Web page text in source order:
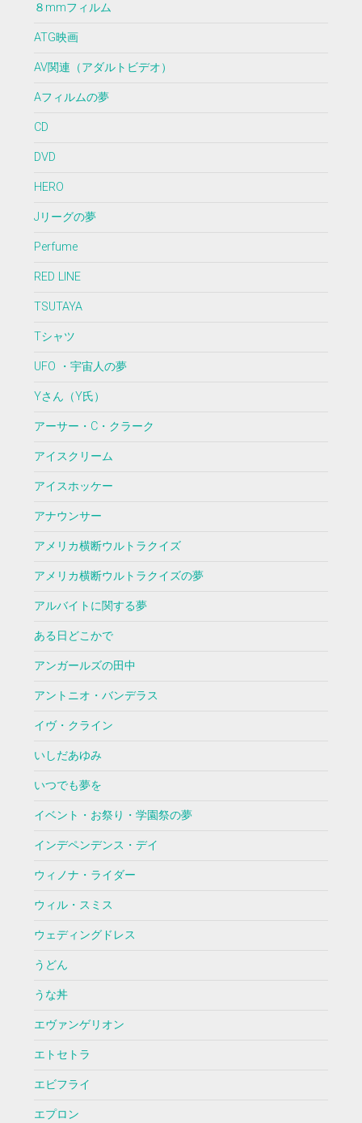
８mmフィルム
ATG映画
AV関連（アダルトビデオ）
Aフィルムの夢
CD
DVD
HERO
Jリーグの夢
Perfume
RED LINE
TSUTAYA
Tシャツ
UFO ・宇宙人の夢
Yさん（Y氏）
アーサー・C・クラーク
アイスクリーム
アイスホッケー
アナウンサー
アメリカ横断ウルトラクイズ
アメリカ横断ウルトラクイズの夢
アルバイトに関する夢
ある日どこかで
アンガールズの田中
アントニオ・バンデラス
イヴ・クライン
いしだあゆみ
いつでも夢を
イベント・お祭り・学園祭の夢
インデペンデンス・デイ
ウィノナ・ライダー
ウィル・スミス
ウェディングドレス
うどん
うな丼
エヴァンゲリオン
エトセトラ
エビフライ
エプロン